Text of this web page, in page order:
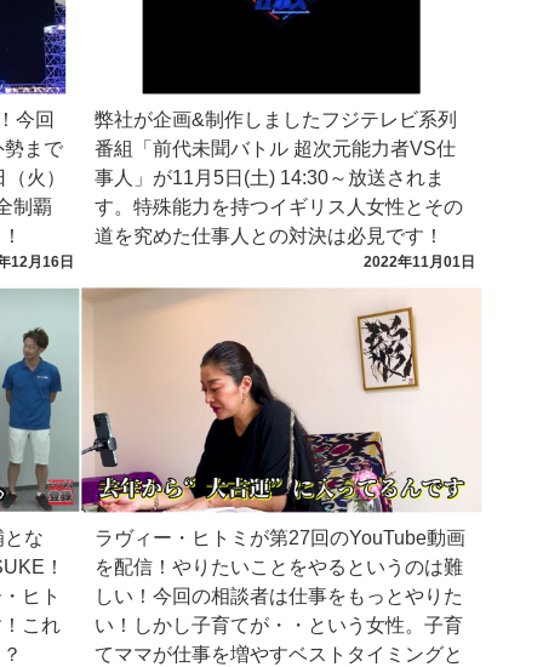
12月16日
今回
勢まで
火）
制覇
2022年11月01日
弊社が企画&制作しましたフジテレビ系列
番組「前代未聞バトル 超次元能力者VS仕
事人」が11月5日(土) 14:30～放送されま
す。特殊能力を持つイギリス人女性とその
道を究めた仕事人との対決は必見です！
な
！
ヒト
これ
ラヴィー・ヒトミが第27回のYouTube動画
を配信！やりたいことをやるというのは難
しい！今回の相談者は仕事をもっとやりた
い！しかし子育てが・・という女性。子育
てママが仕事を増やすベストタイミングと